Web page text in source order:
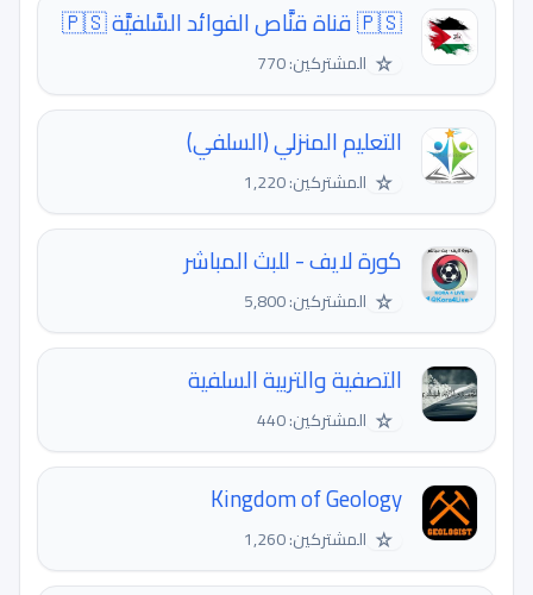
🇵🇸 قناة قنَّاص الفوائد السَّلفيَّة 🇵🇸
☆ المشتركين: 770
التعليم المنزلي (السلفي)
☆ المشتركين: 1,220
كورة لايف - للبث المباشر
☆ المشتركين: 5,800
التصفية والتربية السلفية
☆ المشتركين: 440
Kingdom of Geology
☆ المشتركين: 1,260